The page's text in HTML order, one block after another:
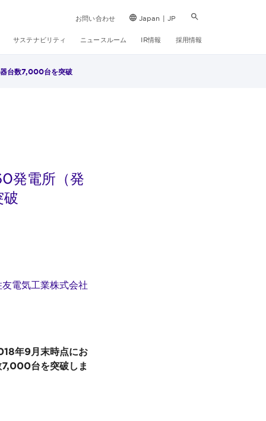
お問い合わせ Japan | JP
サステナビリティ ニュースルーム IR情報 採用情報
台数7,000台を突破
発電所（発
友電気工業株式会社
年9月末時点にお
7,000台を突破しま